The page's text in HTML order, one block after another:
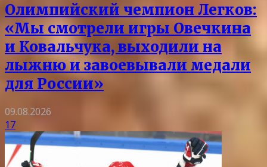
Олимпийский чемпион Легков:
«Мы смотрели игры Овечкина
и Ковальчука, выходили на
лыжню и завоевывали медали
для России»
09.08.2026
17